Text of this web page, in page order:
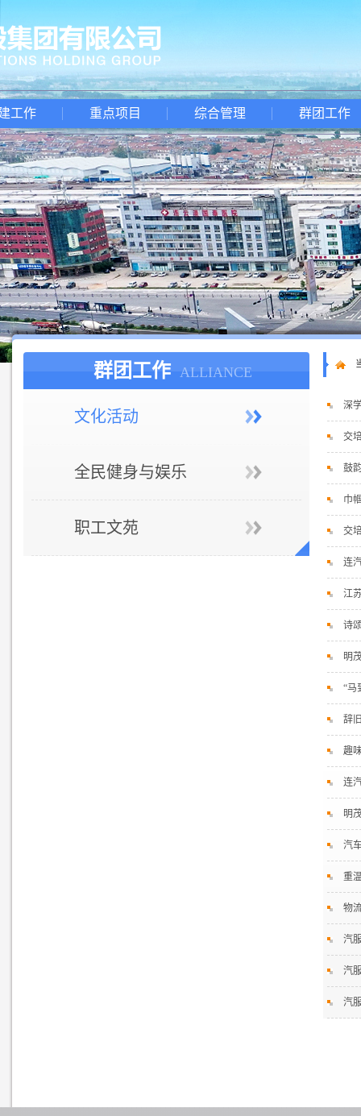
工作 重点项目 综合管理 群团工作
群团工作 ALLIANCE
文化活动
全民健身与娱乐
职工文苑
深
交
鼓
巾
交
连
江
诗
明
“马
辞
趣
连
明
汽
重
物
汽
汽
汽